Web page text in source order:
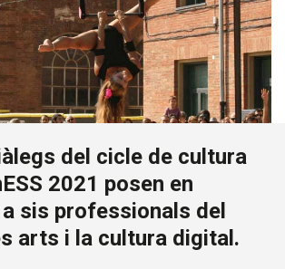
del cicle de cultura
2021 posen en
sis professionals del
arts i la cultura digital.